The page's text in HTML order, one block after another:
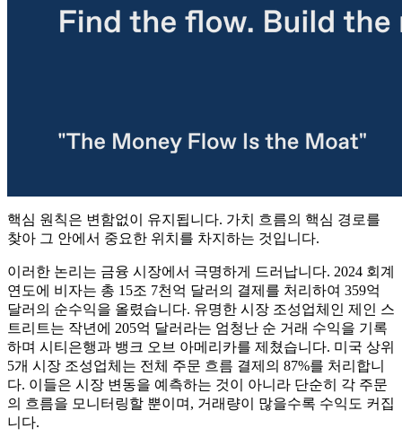
핵심 원칙은 변함없이 유지됩니다. 가치 흐름의 핵심 경로를
찾아 그 안에서 중요한 위치를 차지하는 것입니다.
이러한 논리는 금융 시장에서 극명하게 드러납니다. 2024 회계
연도에 비자는 총 15조 7천억 달러의 결제를 처리하여 359억
달러의 순수익을 올렸습니다. 유명한 시장 조성업체인 제인 스
트리트는 작년에 205억 달러라는 엄청난 순 거래 수익을 기록
하며 시티은행과 뱅크 오브 아메리카를 제쳤습니다. 미국 상위
5개 시장 조성업체는 전체 주문 흐름 결제의 87%를 처리합니
다. 이들은 시장 변동을 예측하는 것이 아니라 단순히 각 주문
의 흐름을 모니터링할 뿐이며, 거래량이 많을수록 수익도 커집
니다.